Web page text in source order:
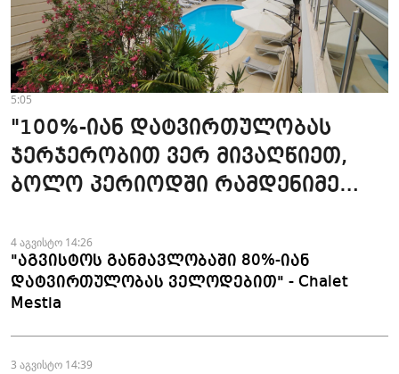
5:05
"100%-იან დატვირთულობას
ჯერჯერობით ვერ მივაღწიეთ,
ბოლო პერიოდში რამდენიმე
Beach Club
4 აგვისტო 14:26
"აგვისტოს განმავლობაში 80%-იან
დატვირთულობას ველოდებით" - Chalet
Mestia
3 აგვისტო 14:39